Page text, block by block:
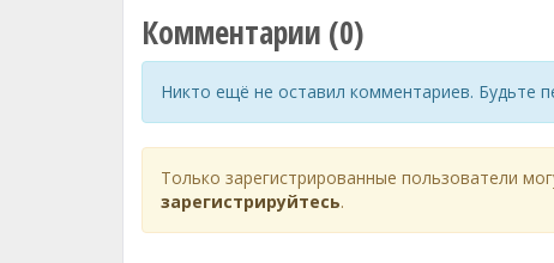
Комментарии (0)
Никто ещё не оставил комментариев. Будьте
Только зарегистрированные пользователи
зарегистрируйтесь.